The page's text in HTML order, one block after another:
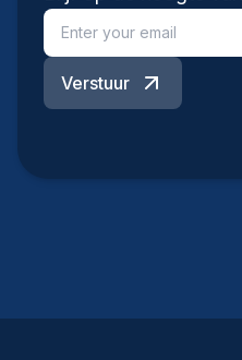
Verstuur